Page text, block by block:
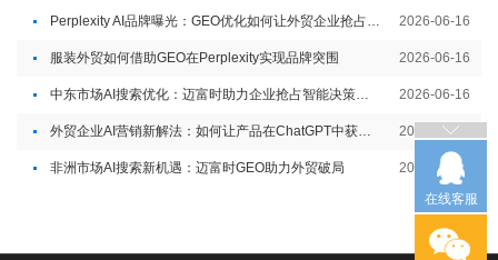
2026-06-16
服装外贸如何借助GEO在Perplexity实现品牌突围 2026-06-16
2026-06-16
2026-06-05
非洲市场AI搜索新机遇：迈富时GEO助力外贸破局 2026-06-05
在线客服